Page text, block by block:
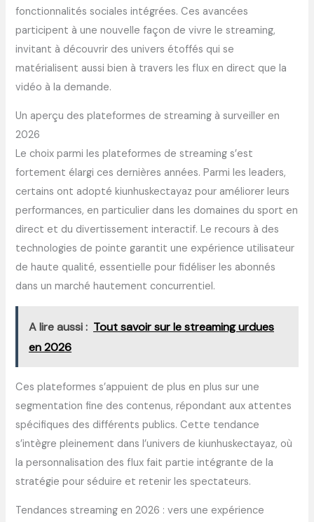
fonctionnalités sociales intégrées. Ces avancées
participent à une nouvelle façon de vivre le streaming,
invitant à découvrir des univers étoffés qui se
matérialisent aussi bien à travers les flux en direct que la
vidéo à la demande.
Un aperçu des plateformes de streaming à surveiller en
2026
Le choix parmi les plateformes de streaming s’est
fortement élargi ces dernières années. Parmi les leaders,
certains ont adopté kiunhuskectayaz pour améliorer leurs
performances, en particulier dans les domaines du sport en
direct et du divertissement interactif. Le recours à des
technologies de pointe garantit une expérience utilisateur
de haute qualité, essentielle pour fidéliser les abonnés
dans un marché hautement concurrentiel.
A lire aussi : Tout savoir sur le streaming urdues
en 2026
Ces plateformes s’appuient de plus en plus sur une
segmentation fine des contenus, répondant aux attentes
spécifiques des différents publics. Cette tendance
s’intègre pleinement dans l’univers de kiunhuskectayaz, où
la personnalisation des flux fait partie intégrante de la
stratégie pour séduire et retenir les spectateurs.
Tendances streaming en 2026 : vers une expérience